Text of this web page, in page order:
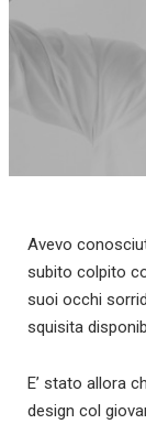
Avevo
subito colpito
suoi occhi
squisita
E’ stato allora
design col